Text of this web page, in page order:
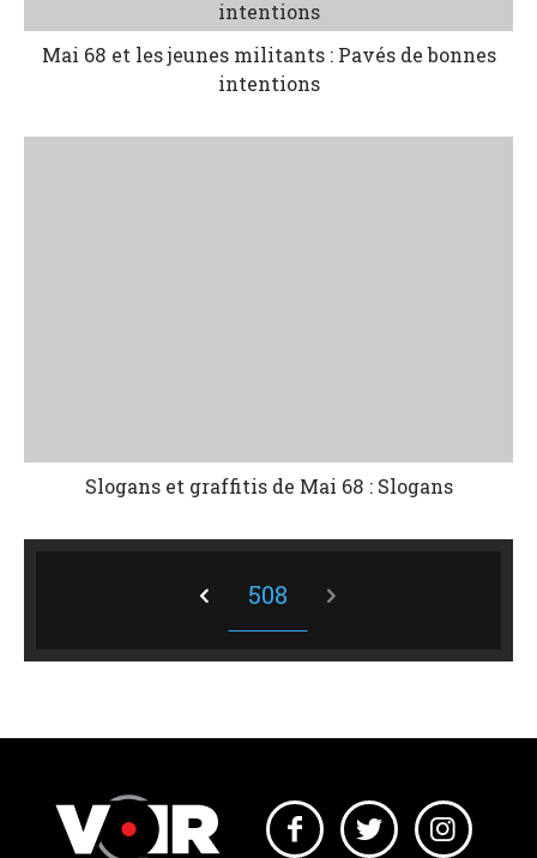
Mai 68 et les jeunes militants : Pavés de bonnes
intentions
Slogans et graffitis de Mai 68 : Slogans
508